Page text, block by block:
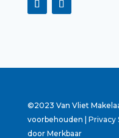
©2023 Van Vliet
voorbehouden | Privacy
door Merkbaar